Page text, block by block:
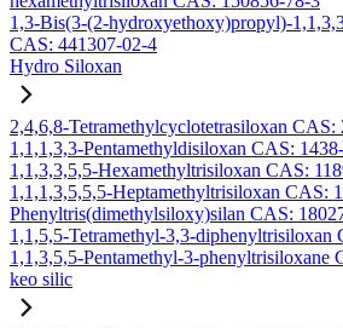
1,3-Bis(3-(2-hydroxyethoxy)propyl)-
CAS: 441307-02-4
Hydro Siloxan
2,4,6,8-Tetramethylcyclotetrasiloxan CAS:
1,1,1,3,3-Pentamethyldisiloxan CAS:
1,1,3,3,5,5-Hexamethyltrisiloxan CAS:
1,1,1,3,5,5,5-Heptamethyltrisiloxan CAS:
Phenyltris(dimethylsiloxy)silan CAS:
1,1,5,5-Tetramethyl-3,3-diphenyltrisiloxan
1,1,3,5,5-Pentamethyl-3-phenyltrisiloxane
keo silic